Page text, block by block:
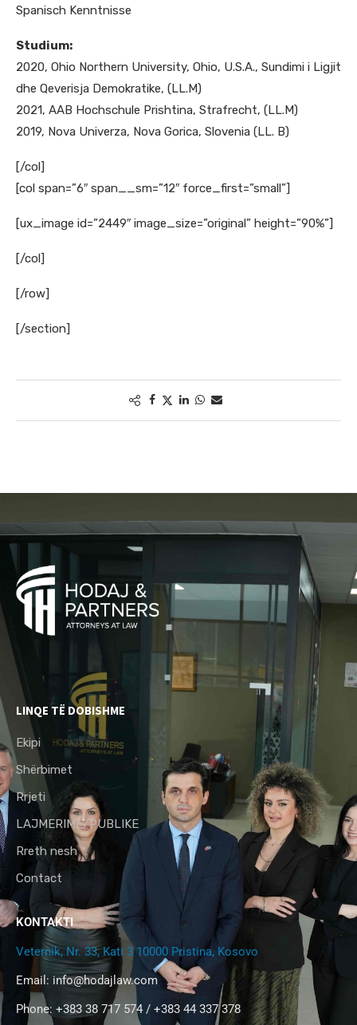
Spanisch Kenntnisse
Studium:
2020, Ohio Northern University, Ohio, U.S.A., Sundimi i Ligjit
dhe Qeverisja Demokratike, (LL.M)
2021, AAB Hochschule Prishtina, Strafrecht, (LL.M)
2019, Nova Univerza, Nova Gorica, Slovenia (LL. B)
[/col]
[col span=”6″ span__sm=”12″ force_first=”small”]
[ux_image id=”2449″ image_size=”original” height=”90%”]
[/col]
[/row]
[/section]
LINQE TË DOBISHME
Ekipi
Shërbimet
Rrjeti
LAJMERIME/PUBLIKE
Rreth nesh
Contact
KONTAKTI
Veternik, Nr. 33, Kati 3 10000 Pristina, Kosovo
Email: info@hodajlaw.com
Phone: +383 38 717 574 / +383 44 337 378